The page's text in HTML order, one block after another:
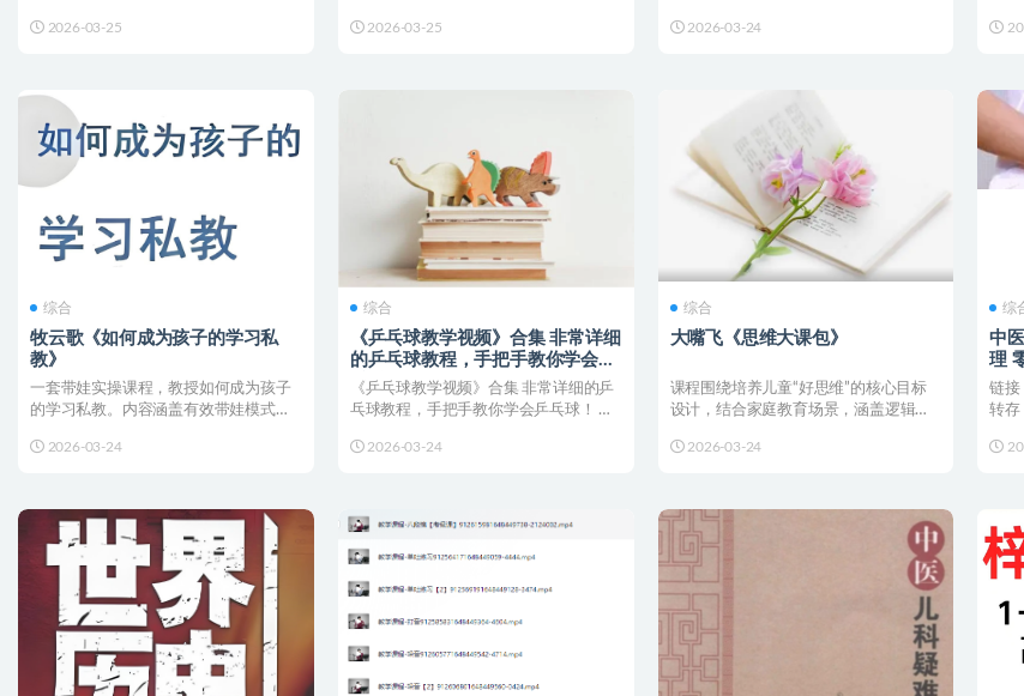
2026-03-25
2026-03-25
2026-03-24
综合
牧云歌《如何成为孩子的学习私
教》
一套带娃实操课程，教授如何成为孩子
的学习私教。内容涵盖有效带娃模式、
2026-03-24
综合
《乒乓球教学视频》合集 非常详细
的乒乓球教程，手把手教你学会乒
乓球！
《乒乓球教学视频》合集 非常详细的乒
乓球教程，手把手教你学会乒乓球！ 链
2026-03-24
综合
大嘴飞《思维大课包》
课程围绕培养儿童“好思维”的核心目标
设计，结合家庭教育场景，涵盖逻辑推
2026-03-24
综
中
理
链接
转存